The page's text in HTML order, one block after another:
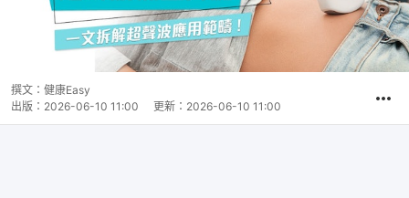
撰文： 健康Easy
出版： 2026-06-10 11:00 更新： 2026-06-10 11:00